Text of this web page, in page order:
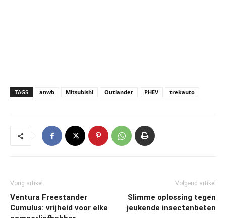
TAGS anwb Mitsubishi Outlander PHEV trekauto
Vorig artikel
Ventura Freestander
Cumulus: vrijheid voor elke
Volgend artikel
Slimme oplossing tegen
jeukende insectenbeten